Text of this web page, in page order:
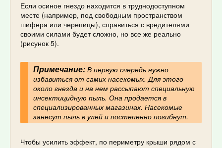
Если осиное гнездо находится в труднодоступном
месте (например, под свободным пространством
шифера или черепицы), справиться с вредителями
своими силами будет сложно, но все же реально
(рисунок 5).
Примечание:В первую очередь нужно
избавиться от самих насекомых. Для этого
около гнезда и на нем рассыпают специальную
инсектицидную пыль. Она продается в
специализированных магазинах. Насекомые
занесут пыль в улей и постепенно погибнут.
Чтобы усилить эффект, по периметру крыши рядом с